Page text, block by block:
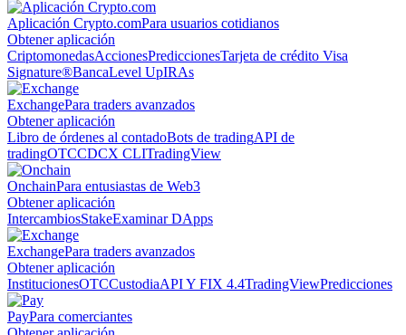
Aplicación Crypto.comPara usuarios cotidianos
Obtener aplicación
CriptomonedasAccionesPrediccionesTarjeta de crédito Visa
Signature®BancaLevel UpIRAs
ExchangePara traders avanzados
Obtener aplicación
Libro de órdenes al contadoBots de tradingAPI de
tradingOTCCDCX CLITradingView
OnchainPara entusiastas de Web3
Obtener aplicación
IntercambiosStakeExaminar DApps
ExchangePara traders avanzados
Obtener aplicación
InstitucionesOTCCustodiaAPI Y FIX 4.4TradingViewPredicciones
PayPara comerciantes